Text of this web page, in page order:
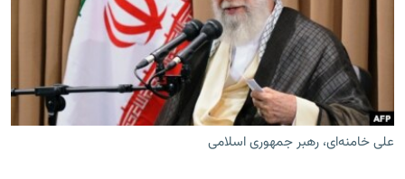
به ما بپیوندید
زبان‌های دیگر
علی خامنه‌ای، رهبر جمهوری اسلامی